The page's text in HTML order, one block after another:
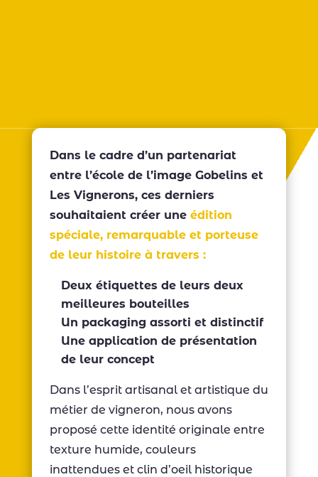
Dans le cadre d’un partenariat
entre l’école de l’image Gobelins et
Les Vignerons, ces derniers
souhaitaient créer une édition
spéciale, remarquable et porteuse
de leur histoire à travers :
Deux étiquettes de leurs deux
meilleures bouteilles
Un packaging assorti et distinctif
Une application de présentation
de leur concept
Dans l’esprit artisanal et artistique du
métier de vigneron, nous avons
proposé cette identité originale entre
texture humide, couleurs
inattendues et clin d’oeil historique